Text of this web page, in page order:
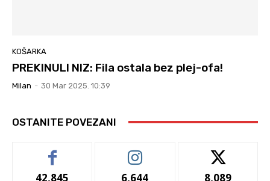
KOŠARKA
PREKINULI NIZ: Fila ostala bez plej-ofa!
Milan - 30 Mar 2025. 10:39
OSTANITE POVEZANI
42,845 6,644 8,089